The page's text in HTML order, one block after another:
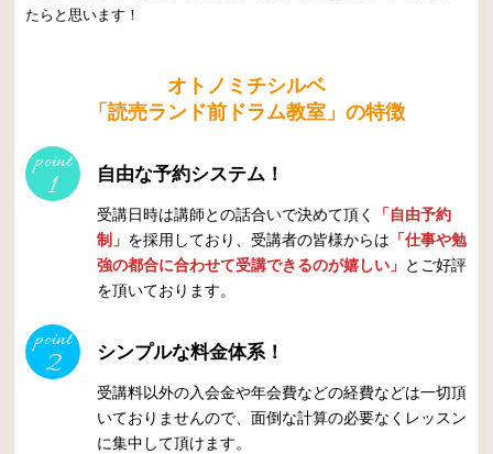
たらと思います！
オトノミチシルベ
「読売ランド前ドラム教室」の特徴
point
1 自由な予約システム！
受講日時は講師との話合いで決めて頂く
「自由予約
制」 を採用しており、受講者の皆様からは 「仕事や勉
強の都合に合わせて受講できるのが嬉しい」 とご好評
を頂いております。
point
2 シンプルな料金体系！
受講料以外の入会金や年会費などの経費などは一切頂
いておりませんので、面倒な計算の必要なくレッスン
に集中して頂けます。